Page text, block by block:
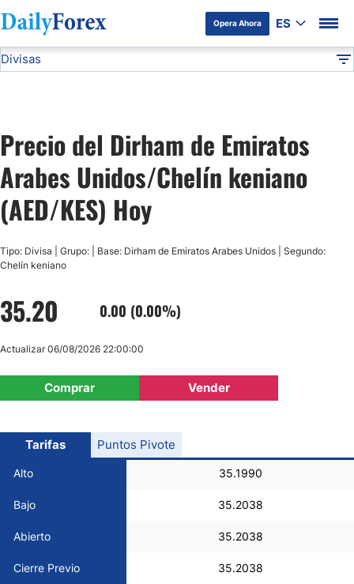
Opera Ahora ES
Divulgación del Anunciante
Divisas
USD/JPY
GBP/USD
USD/CHF
Precio del Dirham de Emiratos
Arabes Unidos/Chelín keniano
(AED/KES) Hoy
Tipo: Divisa | Grupo: | Base: Dirham de Emiratos Arabes Unidos | Segundo:
Chelín keniano
35.20 0.00 (0.00%)
Comprar Vender
Actualizar 06/08/2026 22:00:00
Tarifas
Alto 35.1990
Bajo 35.2038
Abierto 35.2038
Cierre Previo 35.2038
Puntos Pivote